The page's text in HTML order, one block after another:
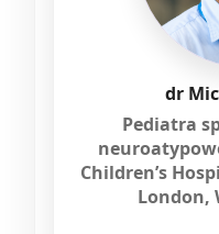
dr
Pediatra
Children’s
London,